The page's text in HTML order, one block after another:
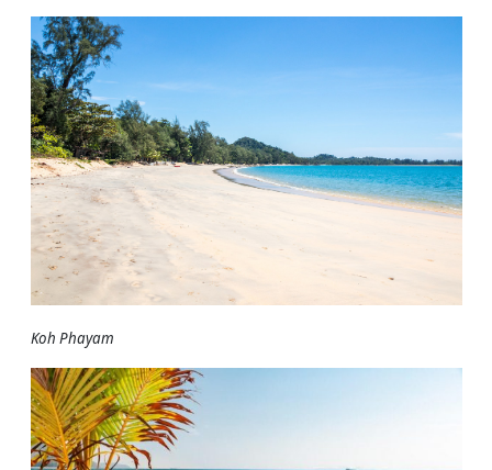
Koh Phayam